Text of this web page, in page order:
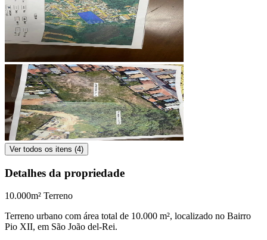
Ver todos os itens (4)
Detalhes da propriedade
10.000m² Terreno
Terreno urbano com área total de 10.000 m², localizado no Bairro
Pio XII, em São João del-Rei.